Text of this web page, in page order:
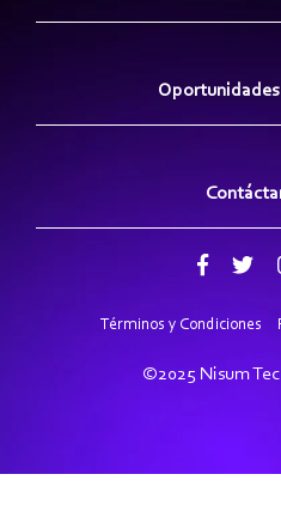
Términos y Condiciones
©2025 Nisum